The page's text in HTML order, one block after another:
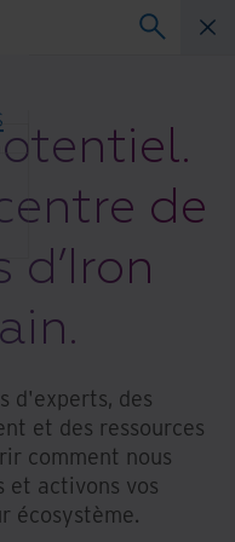
de
d’Iron
d'experts, des
et des ressources
comment nous
et activons vos
écosystème.